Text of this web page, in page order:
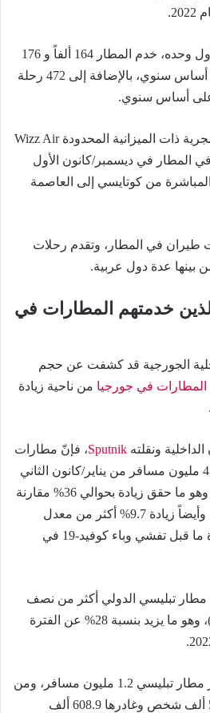
وفي شهر أكتوبر/تشرين الأول وحده، خدم المطار 164 ألفاً و 176
مسافراً، بزيادة 415% على أساس سنوي، بالإضافة إلى 472 رحلة
وتخطط شركة الطيران المجرية ذات الميزانية المحدودة Wizz Air
المطار في ديسمبر/كانون الأول
من كوتايسي إلى العاصمة
في المطار، وتقدم رحلات
خدمتهم المطارات في
الجورجية قد كشفت عن حجم
المطارات في جورجيا من ناحية زيادة
ونقلته Sputnik، فإنّ مطارات
جورجيا جميعها استقبلت 4.5 مليون مسافر من يناير/كانون الثاني
ولغاية سبتمبر/أيلول 2023، وهو ما حقق زيادة بحوالي 36% مقارنة
بالفترة ذاتها من عام 2022، وأيضاً زيادة 9.7% أكثر من معدل
الفترة ذاتها مقارنة مع فترة ما قبل تفشي وباء كوفيد-19 في
مطار تبليسي الدولي أكثر من نصف
الركاب (1.8 مليون مسافر)، وهو ما يزيد بنسبة 28% عن الفترة
وفي الربع الثالث فقط، زار مطار تبليسي 1.2 مليون مسافر، ومن
بين هؤلاء، دخل البلاد 586.1 ألف شخص وغادرها 608.9 ألف